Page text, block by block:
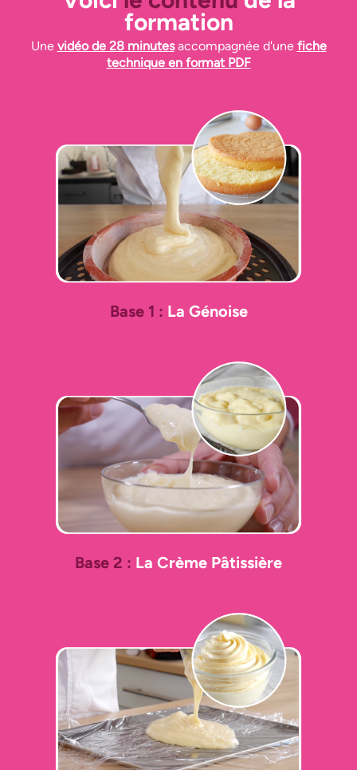
formation
Une vidéo de 28 minutesaccompagnée d'une fiche
technique en format PDF
Base 1 : La Génoise
Base 2 : La Crème Pâtissière